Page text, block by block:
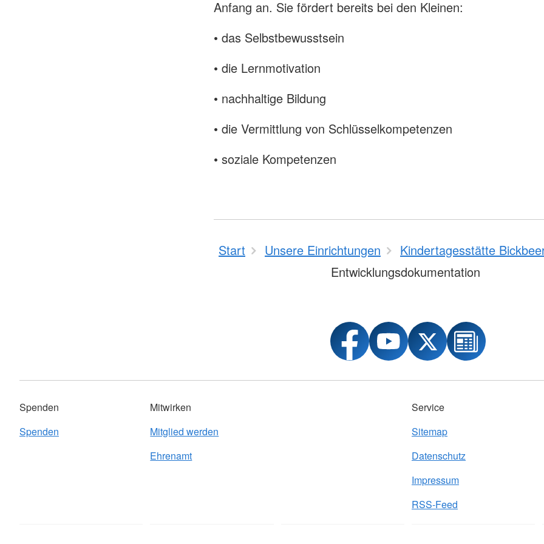
Anfang an. Sie fördert bereits bei den Kleinen:
• das Selbstbewusstsein
• die Lernmotivation
• nachhaltige Bildung
• die Vermittlung von Schlüsselkompetenzen
• soziale Kompetenzen
Start Unsere Einrichtungen
Kindertagesstätte
Entwicklungsdokumentation
Spenden
Spenden
Mitwirken
Mitglied werden
Ehrenamt
Service
Sitemap
Datenschutz
Impressum
RSS-Feed